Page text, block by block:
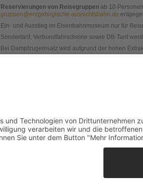
Reservierungen von Reisegruppen ab 10
gruppen@erzgebirgische-aussichtsbahn.de
Ein- und Ausstieg im Eisenbahnmuseum nur für
Sondertarif, Verbundfahrscheine sowie DB-Tarif
Bei Dampfzugeinsatz wird aufgrund der hohen